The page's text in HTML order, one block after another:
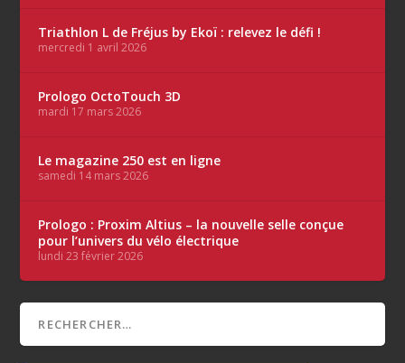
Triathlon L de Fréjus by Ekoï : relevez le défi !
mercredi 1 avril 2026
Prologo OctoTouch 3D
mardi 17 mars 2026
Le magazine 250 est en ligne
samedi 14 mars 2026
Prologo : Proxim Altius – la nouvelle selle conçue
pour l’univers du vélo électrique
lundi 23 février 2026